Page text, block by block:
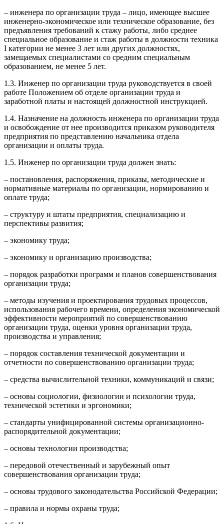
– инженера по организации труда – лицо, имеющее высшее
инженерно-экономическое или техническое образование, без
предъявления требований к стажу работы, либо среднее
специальное образование и стаж работы в должности техника
I категории не менее 3 лет или других должностях,
замещаемых специалистами со средним специальным
образованием, не менее 5 лет.
1.3. Инженер по организации труда руководствуется в своей
работе Положением об отделе организации труда и
заработной платы и настоящей должностной инструкцией.
1.4. Назначение на должность инженера по организации труда
и освобождение от нее производится приказом руководителя
предприятия по представлению начальника отдела
организации и оплаты труда.
1.5. Инженер по организации труда должен знать:
– постановления, распоряжения, приказы, методические и
нормативные материалы по организации, нормированию и
оплате труда;
– структуру и штаты предприятия, специализацию и
перспективы развития;
– экономику труда;
– экономику и организацию производства;
– порядок разработки программ и планов совершенствования
организации труда;
– методы изучения и проектирования трудовых процессов,
использования рабочего времени, определения экономической
эффективности мероприятий по совершенствованию
организации труда, оценки уровня организации труда,
производства и управления;
– порядок составления технической документации и
отчетности по совершенствованию организации труда;
– средства вычислительной техники, коммуникаций и связи;
– основы социологии, физиологии и психологии труда,
технической эстетики и эргономики;
– стандарты унифицированной системы организационно-
распорядительной документации;
– основы технологии производства;
– передовой отечественный и зарубежный опыт
совершенствования организации труда;
– основы трудового законодательства Российской Федерации;
– правила и нормы охраны труда;